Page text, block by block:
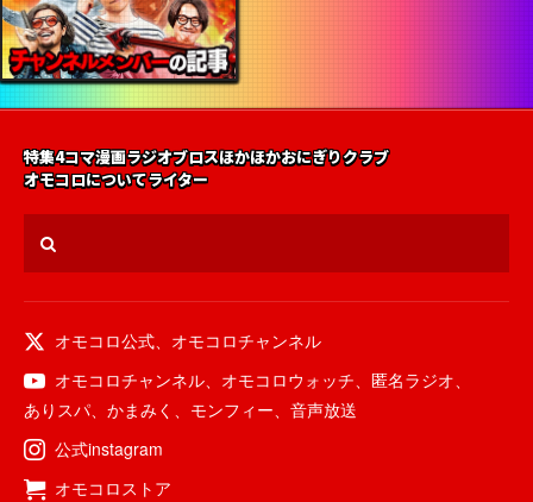
特集4コマ漫画ラジオブロスほかほかおにぎりクラブ
オモコロについてライター
オモコロ公式、 オモコロチャンネル
オモコロチャンネル、 オモコロウォッチ、 匿名ラジオ、
ありスパ、 かまみく 、 モンフィー、 音声放送
公式instagram
オモコロストア